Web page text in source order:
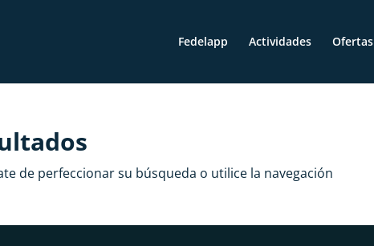
Fedelapp Actividades Ofertas
de perfeccionar su búsqueda o utilice la navegación